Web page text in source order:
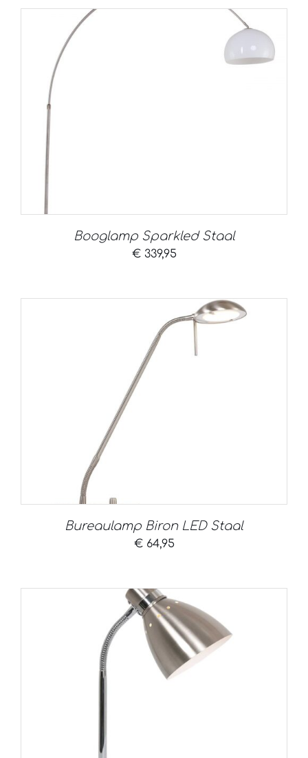
Booglamp Sparkled Staal
€339,95
Bureaulamp Biron LED Staal
€64,95